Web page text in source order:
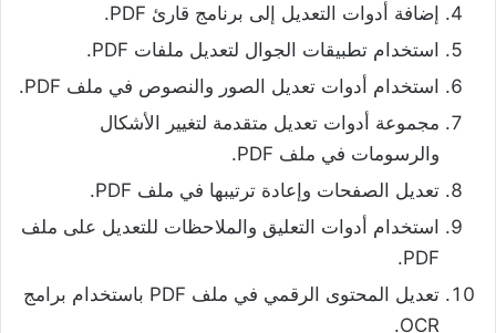
إضافة أدوات التعديل إلى برنامج قارئ PDF.
استخدام تطبيقات الجوال لتعديل ملفات PDF.
استخدام أدوات تعديل الصور والنصوص في ملف PDF.
مجموعة أدوات تعديل متقدمة لتغيير الأشكال
والرسومات في ملف PDF.
تعديل الصفحات وإعادة ترتيبها في ملف PDF.
استخدام أدوات التعليق والملاحظات للتعديل على ملف
PDF.
تعديل المحتوى الرقمي في ملف PDF باستخدام برامج
OCR.